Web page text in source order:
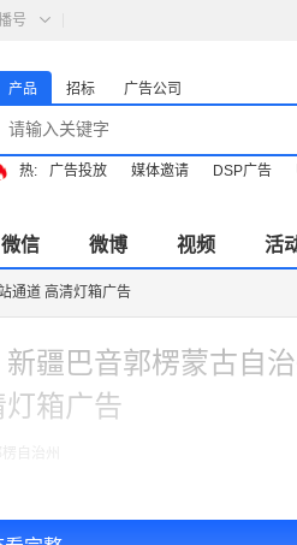
号
产品 招标 广告公司
热: 广告投放 媒体邀请 DSP广告
微信 微博 视频 活
通道 高清灯箱广告
疆巴音郭楞蒙古自
箱广告